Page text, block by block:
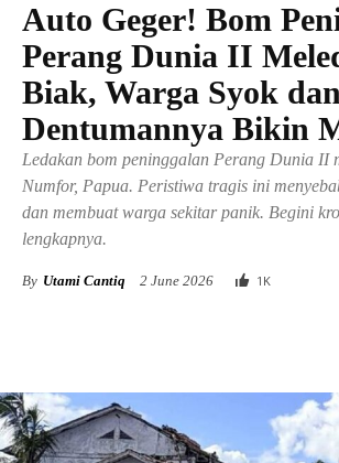
Auto Geger! Bom
Perang Dunia II
Biak, Warga Syok
Dentumannya Bikin
Ledakan bom peninggalan Perang Dunia II
Numfor, Papua. Peristiwa tragis ini
dan membuat warga sekitar panik. Begini
lengkapnya.
By Utami Cantiq 2 June 2026 1 K